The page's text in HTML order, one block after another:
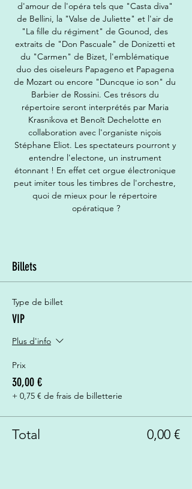
d'amour de l'opéra tels que "Casta diva"
de Bellini, la "Valse de Juliette" et l'air de
"La fille du régiment" de Gounod, des
extraits de "Don Pascuale" de Donizetti et
du "Carmen" de Bizet, l'emblématique
duo des oiseleurs Papageno et Papagena
de Mozart ou encore "Duncque io son" du
Barbier de Rossini. Ces trésors du
répertoire seront interprétés par Maria
Krasnikova et Benoît Dechelotte en
collaboration avec l'organiste niçois
Stéphane Eliot. Les spectateurs pourront y
entendre l'electone, un instrument
étonnant ! En effet cet orgue électronique
peut imiter tous les timbres de l'orchestre,
quoi de mieux pour le répertoire
opératique ?
Billets
Type de billet
VIP
Plus d'info
Prix
30,00 €
+ 0,75 € de frais de billetterie
Total 0,00 €